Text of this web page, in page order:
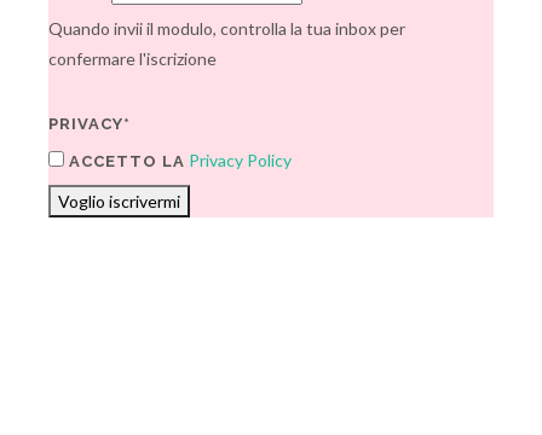
Quando invii il modulo, controlla la tua inbox per
confermare l'iscrizione
PRIVACY*
ACCETTO LA Privacy Policy
Voglio iscrivermi